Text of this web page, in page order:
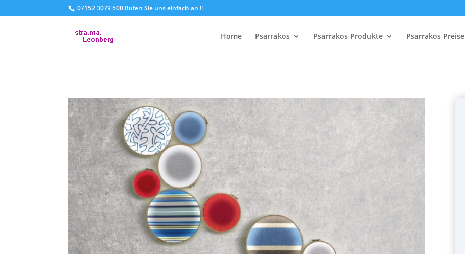
07152 3079 500 Rufen Sie uns einfach an !!
Home Psarrakos Psarrakos Produkte Psarrakos Preise